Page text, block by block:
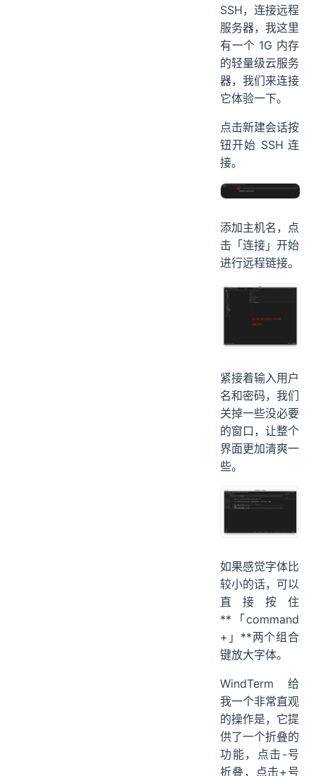
SSH，连接远程
服务器，我这里
有一个 1G 内存
的轻量级云服务
器，我们来连接
它体验一下。
点击新建会话按
钮开始 SSH 连
接。
添加主机名，点
击「连接」开始
进行远程链接。
紧接着输入用户
名和密码，我们
关掉一些没必要
的窗口，让整个
界面更加清爽一
些。
如果感觉字体比
较小的话，可以
直接按住
**「command
+」**两个组合
键放大字体。
WindTerm 给
我一个非常直观
的操作是，它提
供了一个折叠的
功能，点击-号
折叠，点击+号